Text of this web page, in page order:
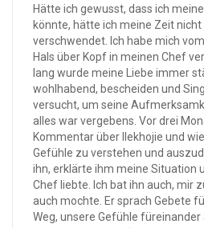
Hätte ich gewusst, dass ich
könnte, hätte ich meine Zeit
verschwendet. Ich habe mich
Hals über Kopf in meinen Chef
lang wurde meine Liebe immer
wohlhabend, bescheiden und
versucht, um seine
alles war vergebens. Vor drei
Kommentar über Ilekhojie und
Gefühle zu verstehen und
ihn, erklärte ihm meine Situation
Chef liebte. Ich bat ihn auch, mir
auch mochte. Er sprach Gebete
Weg, unsere Gefühle füreinander